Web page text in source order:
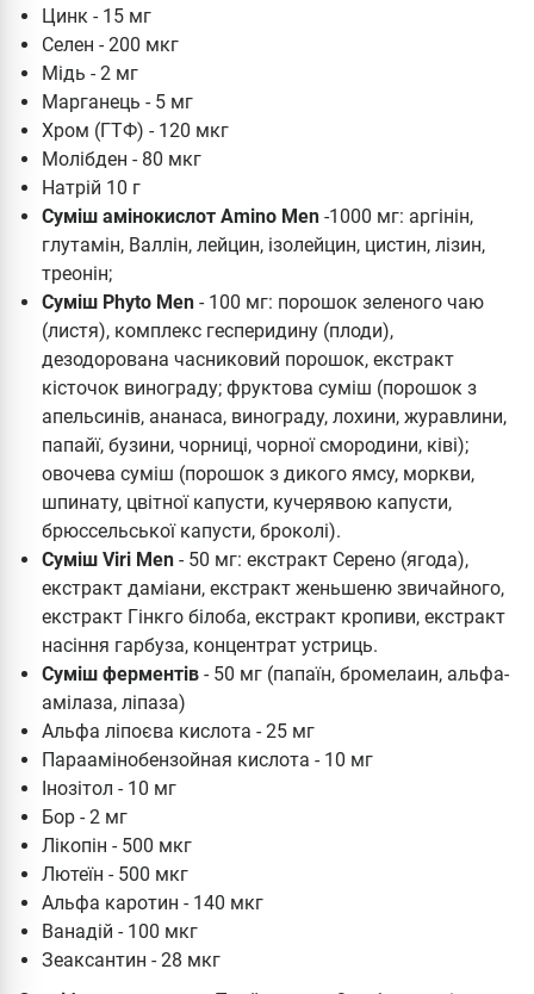
Цинк - 15 мг
Селен - 200 мкг
Мідь - 2 мг
Марганець - 5 мг
Хром (ГТФ) - 120 мкг
Молібден - 80 мкг
Натрій 10 г
Суміш амінокислот Amino Men -1000 мг: аргінін,
глутамін, Валлін, лейцин, ізолейцин, цистин, лізин,
треонін;
Суміш Phyto Men - 100 мг: порошок зеленого чаю
(листя), комплекс гесперидину (плоди),
дезодорована часниковий порошок, екстракт
кісточок винограду; фруктова суміш (порошок з
апельсинів, ананаса, винограду, лохини, журавлини,
папайї, бузини, чорниці, чорної смородини, ківі);
овочева суміш (порошок з дикого ямсу, моркви,
шпинату, цвітної капусти, кучерявою капусти,
брюссельської капусти, броколі).
Суміш Viri Men - 50 мг: екстракт Серено (ягода),
екстракт даміани, екстракт женьшеню звичайного,
екстракт Гінкго білоба, екстракт кропиви, екстракт
насіння гарбуза, концентрат устриць.
Суміш ферментів - 50 мг (папаїн, бромелаин, альфа-
амілаза, ліпаза)
Альфа ліпоєва кислота - 25 мг
Параамінобензойная кислота - 10 мг
Інозітол - 10 мг
Бор - 2 мг
Лікопін - 500 мкг
Лютеїн - 500 мкг
Альфа каротин - 140 мкг
Ванадій - 100 мкг
Зеаксантин - 28 мкг